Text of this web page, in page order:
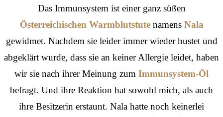
Das Immunsystem ist einer ganz süßen
Österreichischen Warmblutstutenamens Nala
gewidmet. Nachdem sie leider immer wieder hustet und
abgeklärt wurde, dass sie an keiner Allergie leidet, haben
wir sie nach ihrer Meinung zum Immunsystem-Öl
befragt. Und ihre Reaktion hat sowohl mich, als auch
ihre Besitzerin erstaunt. Nala hatte noch keinerlei